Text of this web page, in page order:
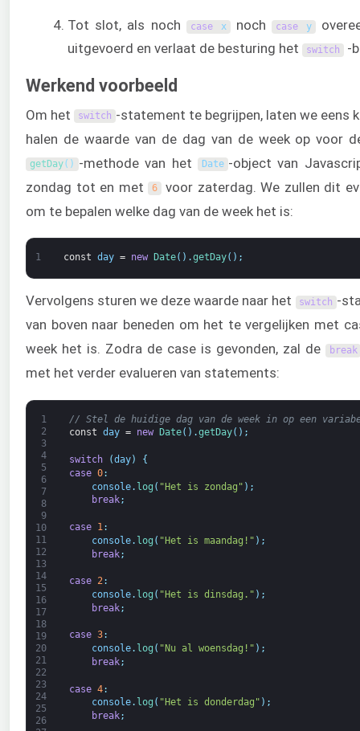
Tot slot, als noch case x noch case y
uitgevoerd en verlaat de besturing het
switch -
Werkend voorbeeld
Om het switch -statement te begrijpen, laten we eens
halen de waarde van de dag van de week op voor
getDay( ) -methode van het Date -object van
zondag tot en met 6 voor zaterdag. We zullen dit
om te bepalen welke dag van de week het is:
1 const day = new Date( ) .getDay( ) ;
Vervolgens sturen we deze waarde naar het switch -
van boven naar beneden om het te vergelijken met
week het is. Zodra de case is gevonden, zal de
break
met het verder evalueren van statements:
1
2
3
4
5
6
7
8
9
10
11
12
13
14
15
16
17
18
19
20
21
22
23
24
25
26
// Stel de huidige dag van de week in op een
const day = new Date( ) .getDay( ) ;
switch (day)
{
case 0:
console. log ( "Het is zondag" ) ;
break;
case 1:
console. log ( "Het is maandag!" ) ;
break;
case 2:
console. log ( "Het is dinsdag." ) ;
break;
case 3:
console. log ( "Nu al woensdag!" ) ;
break;
case 4:
console. log ( "Het is donderdag" ) ;
break;